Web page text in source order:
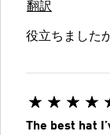
翻訳
役立ちました
The best hat